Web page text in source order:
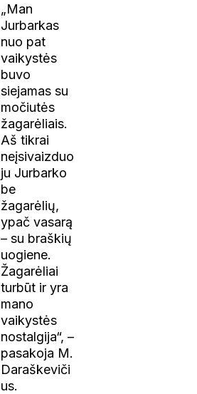
„Man
Jurbarkas
nuo pat
vaikystės
buvo
siejamas su
močiutės
žagarėliais.
Aš tikrai
neįsivaizduo
ju Jurbarko
be
žagarėlių,
ypač vasarą
– su braškių
uogiene.
Žagarėliai
turbūt ir yra
mano
vaikystės
nostalgija“, –
pasakoja M.
Daraškeviči
us.